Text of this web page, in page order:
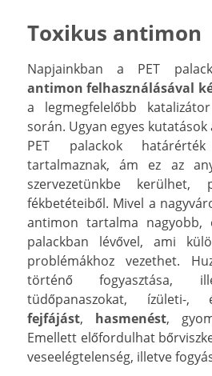
Toxikus antimon
Napjainkban a PET
antimon felhasználásával
a legmegfelelőbb
során. Ugyan egyes
PET palackok
tartalmaznak, ám ez az
szervezetünkbe
fékbetéteiből. Mivel a
antimon tartalma nagyobb,
palackban lévővel, ami
problémákhoz vezethet.
történő fogyasztása,
tüdőpanaszokat, ízületi-,
fejfájást, hasmenést,
Emellett előfordulhat
veseelégtelenség, illetve